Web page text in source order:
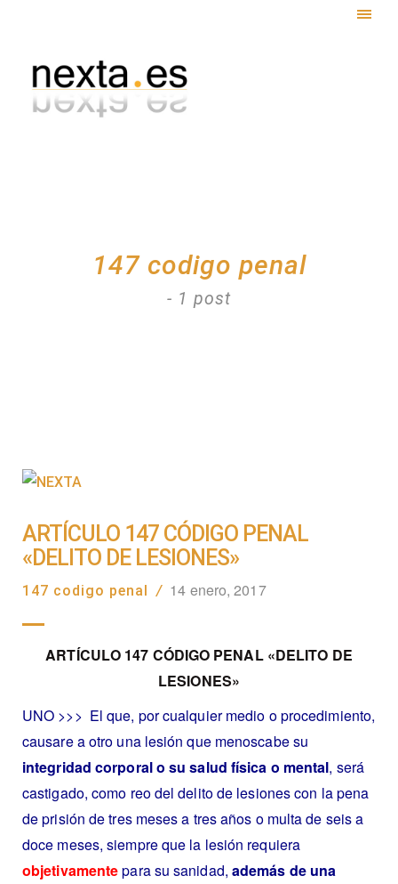
147 codigo penal
- 1 post
ARTÍCULO 147 CÓDIGO PENAL
«DELITO DE LESIONES»
147 codigo penal / 14 enero, 2017
ARTÍCULO 147 CÓDIGO PENAL «DELITO DE
LESIONES»
UNO >>> El que, por cualquier medio o procedimiento,
causare a otro una lesión que menoscabe su
integridad corporal o su salud física o mental, será
castigado, como reo del delito de lesiones con la pena
de prisión de tres meses a tres años o multa de seis a
doce meses, siempre que la lesión requiera
objetivamentepara su sanidad, además de una